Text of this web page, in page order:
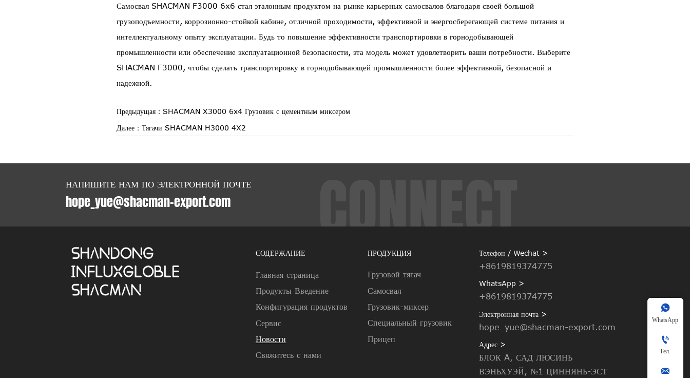
Самосвал SHACMAN F3000 6x6 стал эталонным продуктом на рынке карьерных самосвалов благодаря своей большой
грузоподъемности, коррозионно-стойкой кабине, отличной проходимости, эффективной и энергосберегающей системе питания и
интеллектуальному опыту эксплуатации. Будь то повышение эффективности транспортировки в горнодобывающей
промышленности или обеспечение эксплуатационной безопасности, эта модель может удовлетворить ваши потребности. Выберите
SHACMAN F3000, чтобы сделать транспортировку в горнодобывающей промышленности более эффективной, безопасной и
надежной.
Предыдущая： SHACMAN X3000 6x4 Грузовик с цементным миксером
Далее： Тягачи SHACMAN H3000 4X2
НАПИШИТЕ НАМ ПО ЭЛЕКТРОННОЙ ПОЧТЕ
hope_yue@shacman-export.com
СОДЕРЖАНИЕ
Главная страница
Продукты Введение
Конфигурация продуктов
Сервис
Новости
Свяжитесь с нами
ПРОДУКЦИЯ
Грузовой тягач
Самосвал
Грузовик-миксер
Специальный грузовик
Прицеп
Телефон / Wechat >
+8619819374775
WhatsApp >
+8619819374775
Электронная почта >
hope_yue@shacman-export.com
Адрес >
БЛОК A, САД ЛЮСИНЬ
ВЭНЬХУЭЙ, №1 ЦИННЯНЬ-ЭСТ

WhatsApp

Тел.
